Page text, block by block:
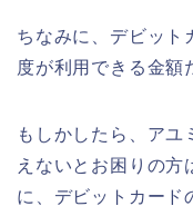
ちなみに、デビット
度が利用できる金額
もしかしたら、アユ
えないとお困りの
に、デビットカード